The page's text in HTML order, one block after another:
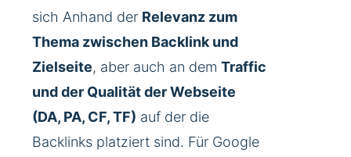
sich Anhand der Relevanz zum
Thema zwischen Backlink und
Zielseite, aber auch an dem Traffic
und der Qualität der Webseite
(DA, PA, CF, TF) auf der die
Backlinks platziert sind. Für Google